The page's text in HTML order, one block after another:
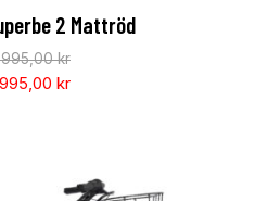
2 Mattröd
995,00kr
kr